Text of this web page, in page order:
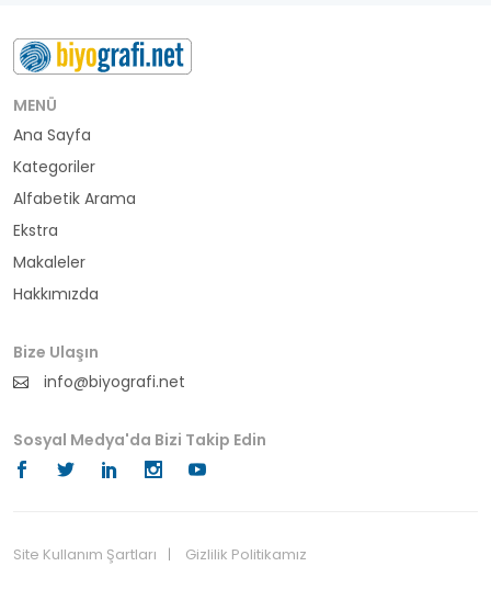
buluş
bürokrat
büyükelçi
cumhurbaşkanı
din adamı
doktor
fotoğrafçı
futbol
MENÜ
Ana Sayfa
Kategoriler
Alfabetik Arama
Ekstra
Makaleler
Hakkımızda
Bize Ulaşın
info@biyografi.net
Sosyal Medya'da Bizi Takip Edin
Site Kullanım Şartları
Gizlilik Politikamız